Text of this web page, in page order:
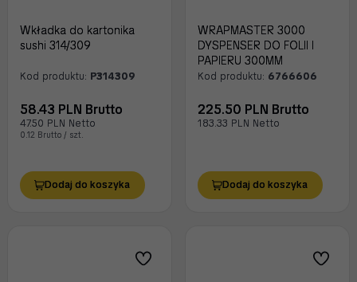
Wkładka do kartonika
sushi 314/309
Kod produktu: P314309
58.43 PLN Brutto
47.50 PLN Netto
0.12 Brutto / szt.
Dodaj do koszyka
WRAPMASTER 3000
DYSPENSER DO FOLII I
PAPIERU 300MM
Kod produktu: 6766606
225.50 PLN Brutto
183.33 PLN Netto
Dodaj do koszyka